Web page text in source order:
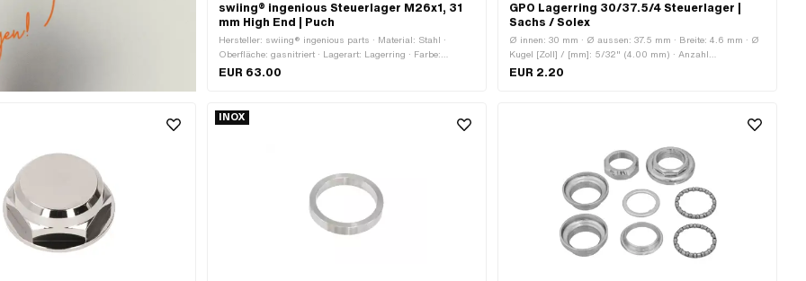
swiing® ingenious Steuerlager M26x1, 31
mm High End | Puch
Hersteller: swiing® ingenious parts · Material: Stahl ·
Oberfläche: gasnitriert · Lagerart: Lagerring · Farbe:
schwarz · Ø Aufnahme Rahmen: 21.15 mm · Ø aussen:
EUR 63.00
GPO Lagerring 30/37.5/4 Steuerlager |
Sachs / Solex
Ø innen: 30 mm · Ø aussen: 37.5 mm · Breite: 4.6 mm · Ø
Kugel [Zoll] / [mm]: 5/32" (4.00 mm) · Anzahl
Bestandteile: 1 Stk. · Hersteller: GPO · Material: Stahl ·
EUR 2.20
INOX